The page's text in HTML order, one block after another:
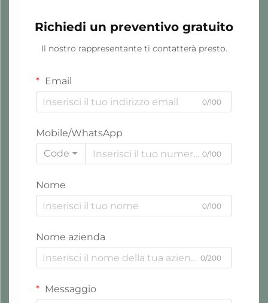
Richiedi un preventivo gratuito
Il nostro rappresentante ti contatterà presto.
Email
0/100
Mobile/WhatsApp
Code
0/100
Nome
0/100
Nome azienda
0/200
Messaggio